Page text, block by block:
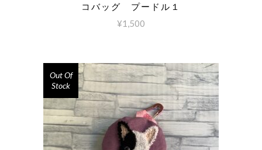
コバッグ プードル１
¥1,500
Out Of
Stock